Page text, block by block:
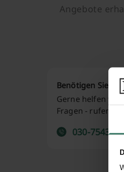
Angebote
Benötigen Sie
Gerne helfen wir
Fragen - rufen Sie
030-